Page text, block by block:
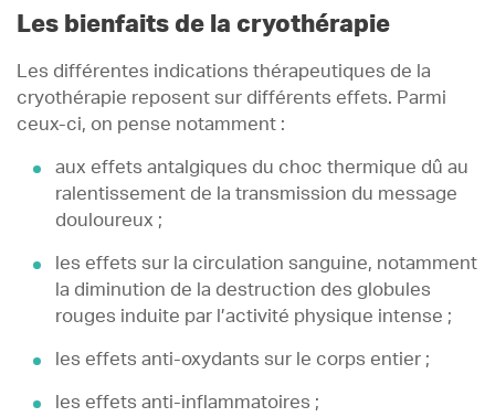
Les bienfaits de la cryothérapie
Les différentes indications thérapeutiques de la
cryothérapie reposent sur différents effets. Parmi
ceux-ci, on pense notamment :
aux effets antalgiques du choc thermique dû au
ralentissement de la transmission du message
douloureux ;
les effets sur la circulation sanguine, notamment
la diminution de la destruction des globules
rouges induite par l’activité physique intense ;
les effets anti-oxydants sur le corps entier ;
les effets anti-inflammatoires ;